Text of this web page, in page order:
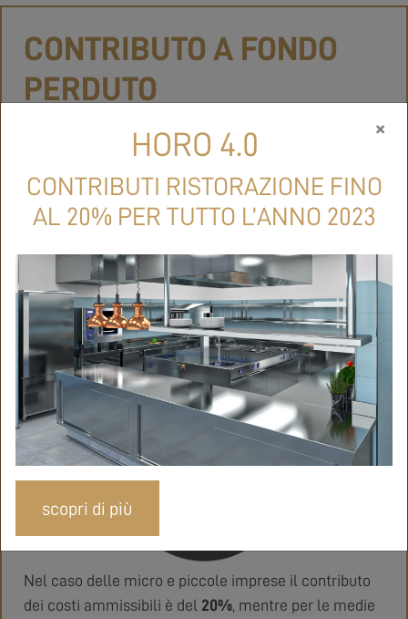
CONTRIBUTO A FONDO
PERDUTO
“NUOVA SABATINI TER”
Nel caso delle micro e piccole imprese il contributo
dei costi ammissibili è del 20%, mentre per le medie
×
HORO 4.0
CONTRIBUTI RISTORAZIONE FINO
AL 20% PER TUTTO L’ANNO 2023
scopri di più